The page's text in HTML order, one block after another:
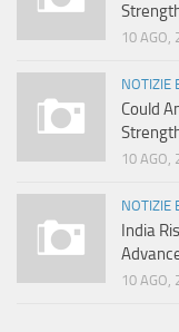
10 AGO,
NOTIZIE
Could
10 AGO,
NOTIZIE
India
10 AGO,